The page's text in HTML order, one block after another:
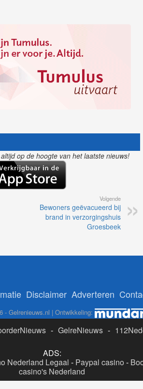
op de hoogte van het laatste nieuws!
Volgende
Bewoners geëvacueerd bij
brand in verzorgingshuis
Groesbeek
Disclaimer Adverteren
- Gelrenieuws.nl | Ontwikkeling:
- GelreNieuws -
ADS:
Nederland Legaal - Paypal casino -
casino's Nederland